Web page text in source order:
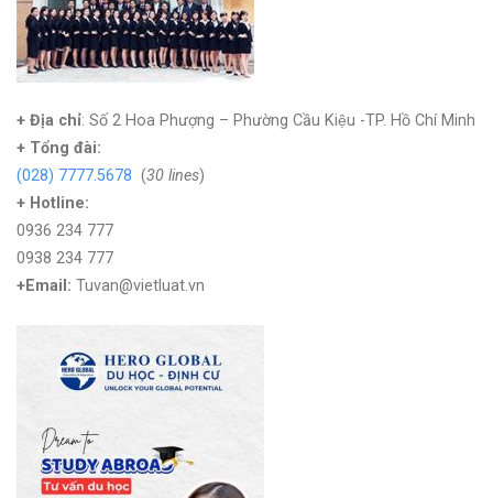
+ Địa chỉ: Số 2 Hoa Phượng – Phường Cầu Kiệu -TP. Hồ Chí Minh
+ Tổng đài:
(028) 7777.5678 (30 lines)
+ Hotline:
0936 234 777
0938 234 777
+Email: Tuvan@vietluat.vn